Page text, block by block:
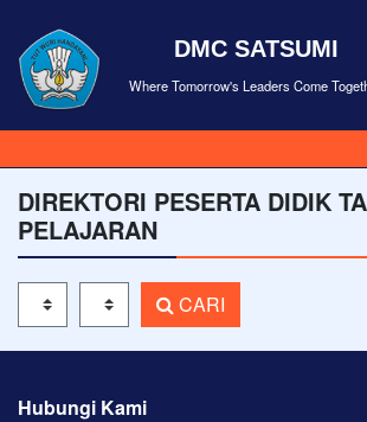
DMC SATSUMI
Where Tomorrow's Leaders Come
DIREKTORI PESERTA DIDIK
PELAJARAN
Tahun Pelajaran
Kelas CARI
Hubungi Kami